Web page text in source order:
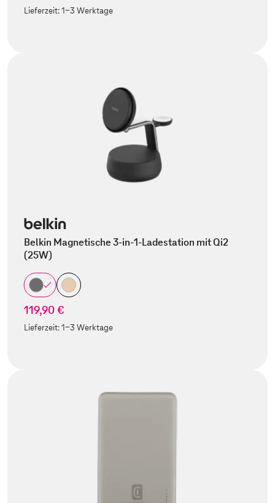
Lieferzeit:1-3 Werktage
Belkin Magnetische 3-in-1-Ladestation mit Qi2
(25W)
119,90 €
Lieferzeit:1-3 Werktage